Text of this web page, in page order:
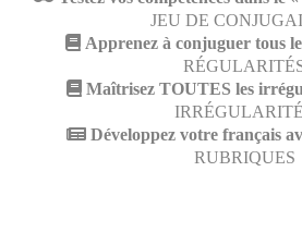
JEU DE
Apprenez à conjuguer tous
Maîtrisez TOUTES les
Développez votre français
RUBRIQUES